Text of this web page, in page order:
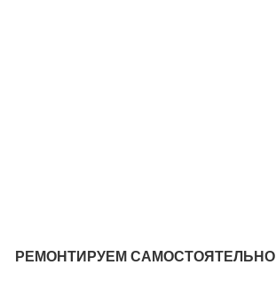
РЕМОНТИРУЕМ САМОСТОЯТЕЛЬНО